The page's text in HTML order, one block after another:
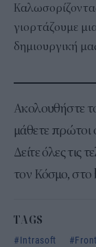
γιορτάζουμε
δημιουργική
Ακολουθήστε
μάθετε πρώτοι
Δείτε όλες τις
τον Κόσμο, στο
TAGS
Intrasoft